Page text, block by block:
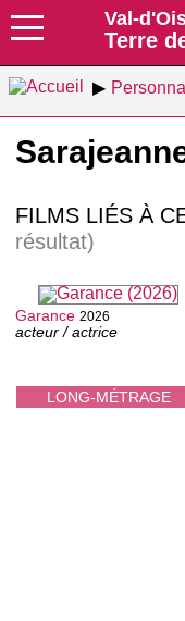
Val-
Terre
FILMS LIÉS À
résultat)
LONG-MÉTRAGE
Garance 2026
acteur / actrice